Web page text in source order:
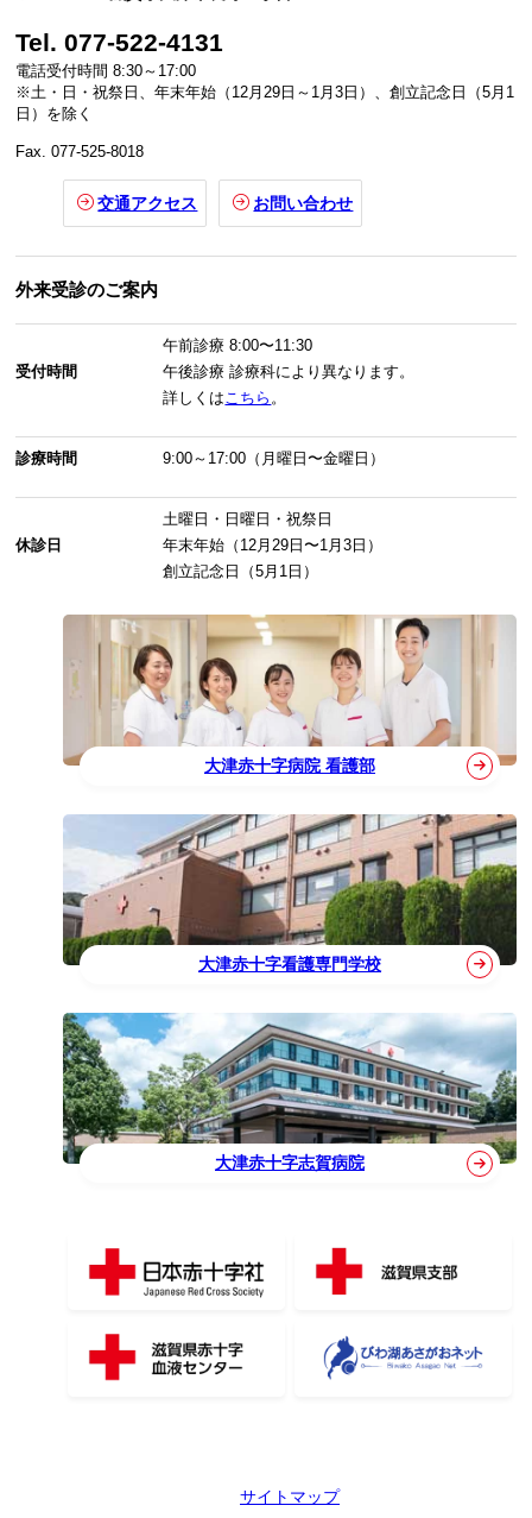
Tel. 077-522-4131
電話受付時間 8:30～17:00
※土・日・祝祭日、年末年始（12月29日～1月3日）、創立記念日（5月1
日）を除く
Fax. 077-525-8018
交通アクセス お問い合わせ
外来受診のご案内
受付時間
午前診療8:00〜11:30
午後診療診療科により異なります。
詳しくはこちら 。
診療時間 9:00～17:00（月曜日〜金曜日）
休診日
土曜日・日曜日・祝祭日
年末年始（12月29日〜1月3日）
創立記念日（5月1日）
大津赤十字病院 看護部
大津赤十字看護専門学校
大津赤十字志賀病院
サイトマップ